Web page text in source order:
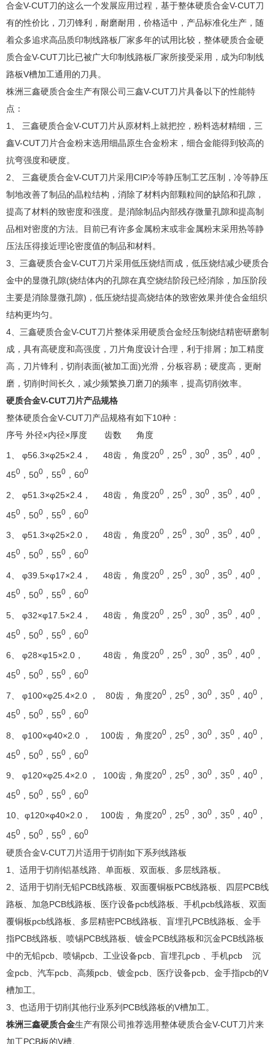
合金V-CUT刀的这么一个发展应用过程，基于整体硬质合金V-CUT刀
有的性价比，刀刃锋利，耐磨耐用，价格适中，产品标准化生产，随
着众多追求高品质印制线路板厂家多年的试用比较，整体硬质合金硬
质合金V-CUT刀比已被广大印制线路板厂家所接受采用，成为印制线
路板V槽加工通用的刀具。
株洲三鑫硬质合金生产有限公司三鑫V-CUT刀片具备以下的性能特
点：
1、 三鑫硬质合金V-CUT刀片从原材料上就把控，粉料选材精细，三
鑫V-CUT刀片合金粉末选用细晶原生合金粉末，细合金能得到较高的
抗弯强度和硬度。
2、 三鑫硬质合金V-CUT刀片采用CIP冷等静压制工艺压制，冷等静压
制地改善了制品的晶粒结构，消除了材料内部颗粒间的缺陷和孔隙，
提高了材料的致密度和强度。是消除制品内部残存微量孔隙和提高制
品相对密度的方法。目前已有许多金属粉末或非金属粉末采用热等静
压法压得接近理论密度值的制品和材料。
3、三鑫硬质合金V-CUT刀片采用低压烧结而成，低压烧结减少硬质合
金中的显微孔隙(烧结体内的孔隙在真空烧结阶段已经消除，加压阶段
主要是消除显微孔隙)，低压烧结提高烧结体的致密效果并使合金组织
结构更均匀。
4、三鑫硬质合金V-CUT刀片整体采用硬质合金经压制烧结精密研磨制
成，具有高硬度和高强度，刀片角度设计合理，利于排屑；加工精度
高，刀片锋利，切削表面(被加工面)光滑，分板容易；硬度高，更耐
磨，切削时间长久，减少频繁换刀磨刀的频率，提高切削效率。
硬质合金V-CUT刀片产品规格
整体硬质合金V-CUT刀产品规格有如下10种：
序号 外径×内径×厚度 齿数 角度
1、 φ56.3×φ25×2.4， 48齿， 角度200 ，250 ，300 ，350 ，400 ，
450 ，500 ，550 ，600
2、 φ51.3×φ25×2.4， 48齿， 角度200 ，250 ，300 ，350 ，400 ，
450 ，500 ，550 ，600
3、 φ51.3×φ25×2.0， 48齿， 角度200 ，250 ，300 ，350 ，400 ，
450 ，500 ，550 ，600
4、 φ39.5×φ17×2.4， 48齿， 角度200 ，250 ，300 ，350 ，400 ，
450 ，500 ，550 ，600
5、 φ32×φ17.5×2.4， 48齿， 角度200 ，250 ，300 ，350 ，400 ，
450 ，500 ，550 ，600
6、 φ28×φ15×2.0， 48齿， 角度200 ，250 ，300 ，350 ，400 ，
450 ，500 ，550 ，600
7、 φ100×φ25.4×2.0 ， 80齿， 角度200 ，250 ，300 ，350 ，400 ，
450 ，500 ，550 ，600
8、 φ100×φ40×2.0 ， 100齿， 角度200 ，250 ，300 ，350 ，400 ，
450 ，500 ，550 ，600
9、 φ120×φ25.4×2.0 ， 100齿，角度200 ，250 ，300 ，350 ，400 ，
450 ，500 ，550 ，600
10、φ120×φ40×2.0， 100齿， 角度200 ，250 ，300 ，350 ，400 ，
450 ，500 ，550 ，600
硬质合金V-CUT刀片适用于切削如下系列线路板
1、适用于切削铝基线路、单面板、双面板、多层线路板。
2、适用于切削无铅PCB线路板、双面覆铜板PCB线路板、四层PCB线
路板、加急PCB线路板、医疗设备pcb线路板、手机pcb线路板、双面
覆铜板pcb线路板、多层精密PCB线路板、盲埋孔PCB线路板、金手
指PCB线路板、喷锡PCB线路板、镀金PCB线路板和沉金PCB线路板
中的无铅pcb、喷锡pcb、工业设备pcb、盲埋孔pcb 、手机pcb 沉
金pcb、汽车pcb、高频pcb、镀金pcb、医疗设备pcb、金手指pcb的V
槽加工。
3、也适用于切削其他行业系列PCB线路板的V槽加工。
株洲三鑫硬质合金生产有限公司推荐选用整体硬质合金V-CUT刀片来
加工PCB板的V槽。